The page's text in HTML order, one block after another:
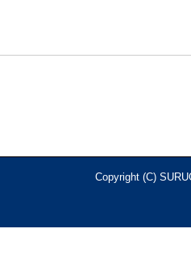
Copyright (C)